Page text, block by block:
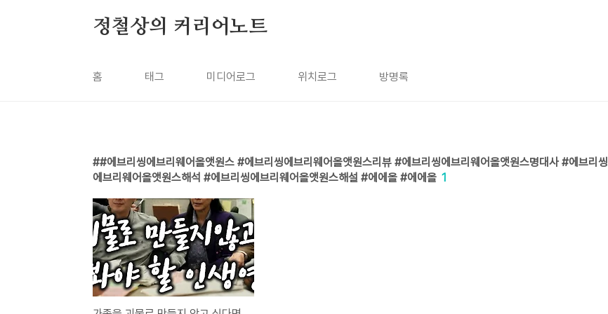
정철상의 커리어노트
홈 태그 미디어로그 위치로그 방명록
#에브리씽에브리웨어올앳원스 #에브리씽에브리웨어올앳원스리뷰 #에브리씽에브리웨어올앳원스명대사 #에브리씽
에브리웨어올앳원스해석 #에브리씽에브리웨어올앳원스해설 #에에올 #에에올 1